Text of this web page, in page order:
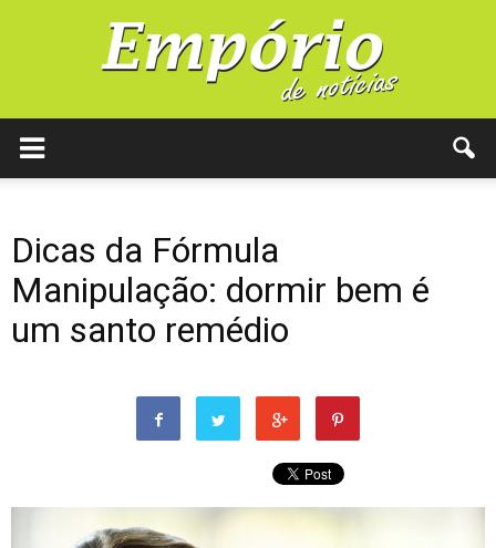
Dicas da Fórmula
Manipulação: dormir bem é
um santo remédio